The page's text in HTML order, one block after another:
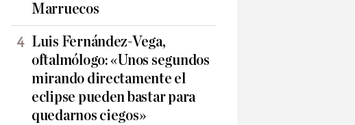
Marruecos
Luis Fernández-Vega,
oftalmólogo: «Unos segundos
mirando directamente el
eclipse pueden bastar para
quedarnos ciegos»